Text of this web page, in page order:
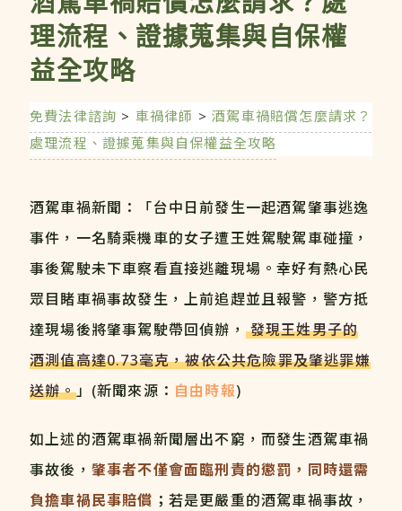
理流程、證據蒐集與自保權
益全攻略
免費法律諮詢 > 車禍律師 >酒駕車禍賠償怎麼請求？
處理流程、證據蒐集與自保權益全攻略
酒駕車禍新聞：「台中日前發生一起酒駕肇事逃逸
事件，一名騎乘機車的女子遭王姓駕駛駕車碰撞，
事後駕駛未下車察看直接逃離現場。幸好有熱心民
眾目睹車禍事故發生，上前追趕並且報警，警方抵
達現場後將肇事駕駛帶回偵辦， 發現王姓男子的
酒測值高達0.73毫克，被依公共危險罪及肇逃罪嫌
送辦。」(新聞來源： 自由時報)
如上述的酒駕車禍新聞層出不窮，而發生酒駕車禍
事故後， 肇事者不僅會面臨刑責的懲罰，同時還需
負擔車禍民事賠償 ；若是更嚴重的酒駕車禍事故，